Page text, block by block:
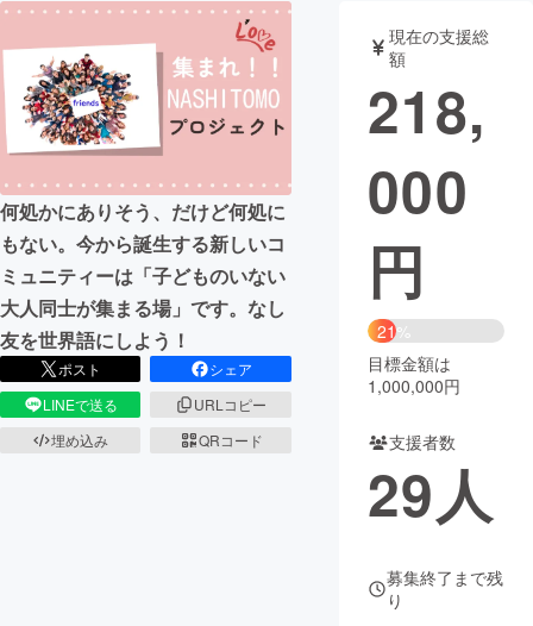
テクノロジー・ガジェット
映像・映画 書籍・雑誌
ビジネス・起業 チャレンジ
まちづくり・地域活性化
CAMPFIRE for Social Good
CAMPFIRE Creation
CAMPFIREふるさと納税machi-ya コミュニティ
何処かにありそう、だけど何処に
もない。今から誕生する新しいコ
ミュニティーは「子どものいない
大人同士が集まる場」です。なし
友を世界語にしよう！
ポスト
シェア
LINEで送る
URLコピー
埋め込み
QRコード
現在の支援総
額
218,
000
円
21%
目標金額は
1,000,000円
支援者数
29人
募集終了まで残
り